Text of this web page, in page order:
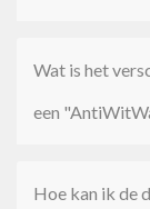
Wat is het
een
Hoe kan ik de